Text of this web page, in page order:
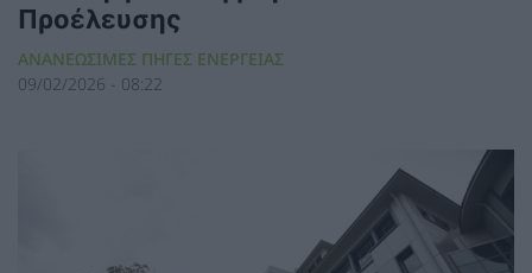
Προέλευσης
ΑΝΑΝΕΩΣΙΜΕΣ ΠΗΓΕΣ ΕΝΕΡΓΕΙΑΣ
09/02/2026 - 08:22